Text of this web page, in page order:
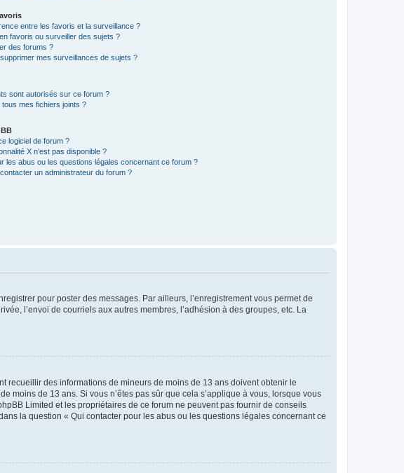
entre les favoris et la surveillance ?
favoris ou surveiller des sujets ?
des forums ?
mes surveillances de sujets ?
sont autorisés sur ce forum ?
mes fichiers joints ?
logiciel de forum ?
X n’est pas disponible ?
les abus ou les questions légales concernant ce forum ?
un administrateur du forum ?
pour poster des messages. Par ailleurs, l’enregistrement vous permet de
l’envoi de courriels aux autres membres, l’adhésion à des groupes, etc. La
recueillir des informations de mineurs de moins de 13 ans doivent obtenir le
moins de 13 ans. Si vous n’êtes pas sûr que cela s’applique à vous, lorsque vous
Limited et les propriétaires de ce forum ne peuvent pas fournir de conseils
la question « Qui contacter pour les abus ou les questions légales concernant ce